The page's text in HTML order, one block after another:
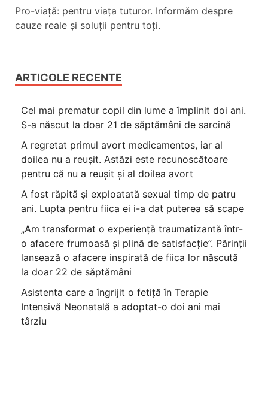
Pro-viață: pentru viața tuturor. Informăm despre
cauze reale și soluții pentru toți.
ARTICOLE RECENTE
Cel mai prematur copil din lume a împlinit doi ani.
S-a născut la doar 21 de săptămâni de sarcină
A regretat primul avort medicamentos, iar al
doilea nu a reușit. Astăzi este recunoscătoare
pentru că nu a reușit și al doilea avort
A fost răpită și exploatată sexual timp de patru
ani. Lupta pentru fiica ei i-a dat puterea să scape
„Am transformat o experiență traumatizantă într-
o afacere frumoasă și plină de satisfacție”. Părinții
lansează o afacere inspirată de fiica lor născută
la doar 22 de săptămâni
Asistenta care a îngrijit o fetiță în Terapie
Intensivă Neonatală a adoptat-o doi ani mai
târziu